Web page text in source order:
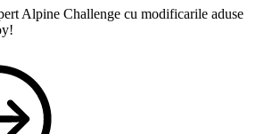
Alpine Challenge cu modificarile aduse